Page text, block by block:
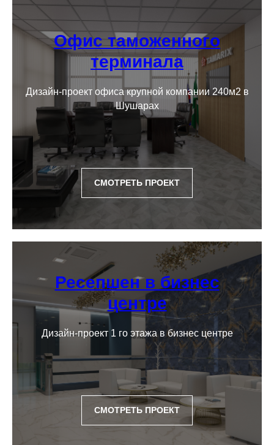
Офис таможенного
терминала
Дизайн-проект офиса крупной компании 240м2 в
Шушарах
СМОТРЕТЬ ПРОЕКТ
Ресепшен в бизнес
центре
Дизайн-проект 1 го этажа в бизнес центре
СМОТРЕТЬ ПРОЕКТ
документация
Создание рабочей документации
для проекта дизайна интерьера:
полный пакет чертежей, ведомость
отделки и спецификации.
06
Авторский надзор
02
Обмер объекта
Обмеры и фотофиксация помещения.
Планировочное решение помещения.
Подготовка технического задания.
03
Визуализация
объекта
Детальная визуализация каждой
комнаты. 3D-изображения учитывают
ранее выбранные элементы
интерьера и отделочные материалы.
05
Ремонт
и отделка
Полный спектр работ по реализации
дизайн-проекта от демонтажа
до установки светильников. Черновая
и чистовая отделка.